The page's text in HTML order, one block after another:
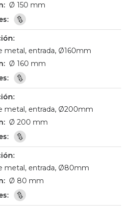
Ø 150 mm
metal, entrada, Ø160mm
Ø 160 mm
metal, entrada, Ø200mm
Ø 200 mm
metal, entrada, Ø80mm
Ø 80 mm